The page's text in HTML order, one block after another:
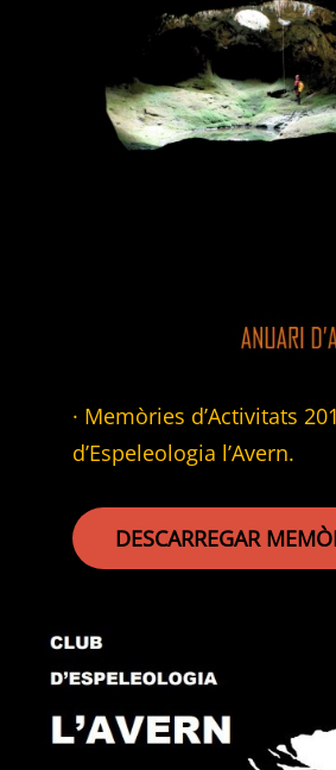
· Memòries d’Activitats
d’Espeleologia l’Avern.
DESCARREGAR